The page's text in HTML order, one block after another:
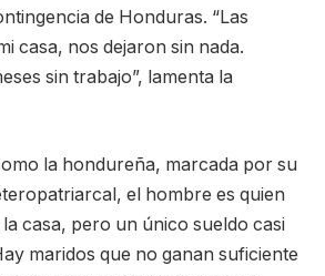
de Honduras. “Las
casa, nos dejaron sin nada.
sin trabajo”, lamenta la
la hondureña, marcada por su
el hombre es quien
casa, pero un único sueldo casi
maridos que no ganan suficiente